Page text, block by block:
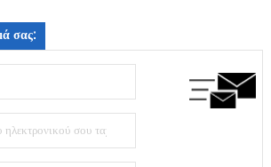
σας: